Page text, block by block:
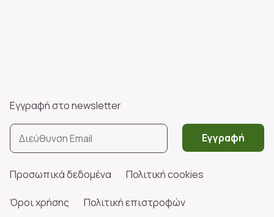
Εγγραφή στο newsletter
Εγγραφή
Προσωπικά δεδομένα Πολιτική cookies
Όροι χρήσης Πολιτική επιστροφών